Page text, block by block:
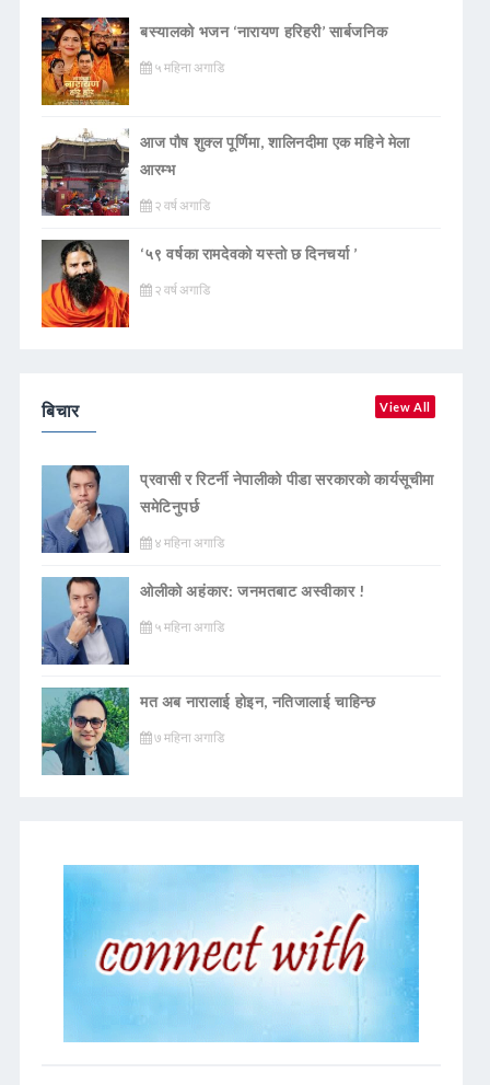
बस्यालको भजन ‘नारायण हरिहरी’ सार्बजनिक
५ महिना अगाडि
आज पौष शुक्ल पूर्णिमा, शालिनदीमा एक महिने मेला
आरम्भ
२ वर्ष अगाडि
‘५९ वर्षका रामदेवकाे यस्ताे छ दिनचर्या ’
२ वर्ष अगाडि
बिचार View All
प्रवासी र रिटर्नी नेपालीको पीडा सरकारको कार्यसूचीमा
समेटिनुपर्छ
४ महिना अगाडि
ओलीको अहंकार: जनमतबाट अस्वीकार !
५ महिना अगाडि
मत अब नारालाई होइन, नतिजालाई चाहिन्छ
७ महिना अगाडि